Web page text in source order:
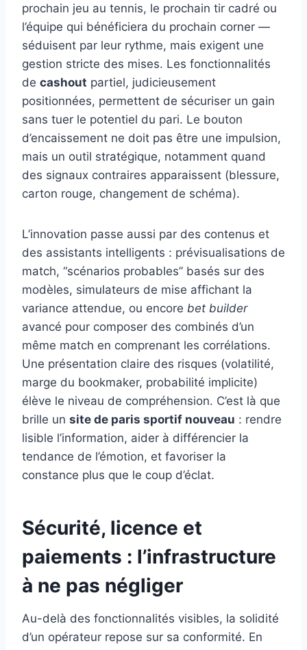
prochain jeu au tennis, le prochain tir cadré ou
l’équipe qui bénéficiera du prochain corner —
séduisent par leur rythme, mais exigent une
gestion stricte des mises. Les fonctionnalités
de cashout partiel, judicieusement
positionnées, permettent de sécuriser un gain
sans tuer le potentiel du pari. Le bouton
d’encaissement ne doit pas être une impulsion,
mais un outil stratégique, notamment quand
des signaux contraires apparaissent (blessure,
carton rouge, changement de schéma).
L’innovation passe aussi par des contenus et
des assistants intelligents : prévisualisations de
match, “scénarios probables” basés sur des
modèles, simulateurs de mise affichant la
variance attendue, ou encore bet builder
avancé pour composer des combinés d’un
même match en comprenant les corrélations.
Une présentation claire des risques (volatilité,
marge du bookmaker, probabilité implicite)
élève le niveau de compréhension. C’est là que
brille un site de paris sportif nouveau : rendre
lisible l’information, aider à différencier la
tendance de l’émotion, et favoriser la
constance plus que le coup d’éclat.
Sécurité, licence et
paiements : l’infrastructure
à ne pas négliger
Au-delà des fonctionnalités visibles, la solidité
d’un opérateur repose sur sa conformité. En